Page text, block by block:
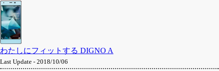
わたしにフィットする DIGNO A
Last Update - 2018/10/06